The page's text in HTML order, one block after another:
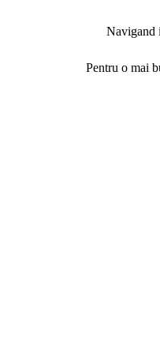
Navigand
Pentru o mai